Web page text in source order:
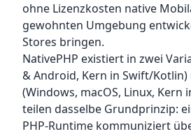
ohne Lizenzkosten native
gewohnten Umgebung
Stores bringen.
NativePHP existiert in zwei
& Android, Kern in Swift/Kotlin)
(Windows, macOS, Linux, Kern
teilen dasselbe Grundprinzip:
PHP-Runtime kommuniziert